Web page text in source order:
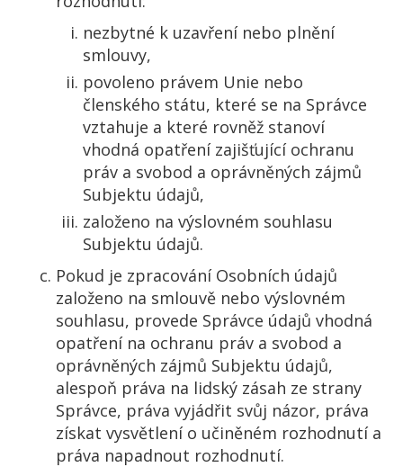
nezbytné k uzavření nebo plnění
smlouvy,
povoleno právem Unie nebo
členského státu, které se na Správce
vztahuje a které rovněž stanoví
vhodná opatření zajišťující ochranu
práv a svobod a oprávněných zájmů
Subjektu údajů,
založeno na výslovném souhlasu
Subjektu údajů.
Pokud je zpracování Osobních údajů
založeno na smlouvě nebo výslovném
souhlasu, provede Správce údajů vhodná
opatření na ochranu práv a svobod a
oprávněných zájmů Subjektu údajů,
alespoň práva na lidský zásah ze strany
Správce, práva vyjádřit svůj názor, práva
získat vysvětlení o učiněném rozhodnutí a
práva napadnout rozhodnutí.